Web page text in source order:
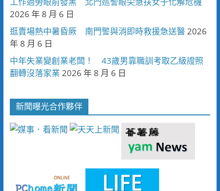
2026 年 8 月 6 日
逛賣場熱中暑昏厥 南門警與消即時救援急送醫 2026
年 8 月 6 日
中年失業變創業老闆！ 43歲男靠職訓考取乙級證照
翻轉沒落家業 2026 年 8 月 6 日
新聞曝光合作夥伴